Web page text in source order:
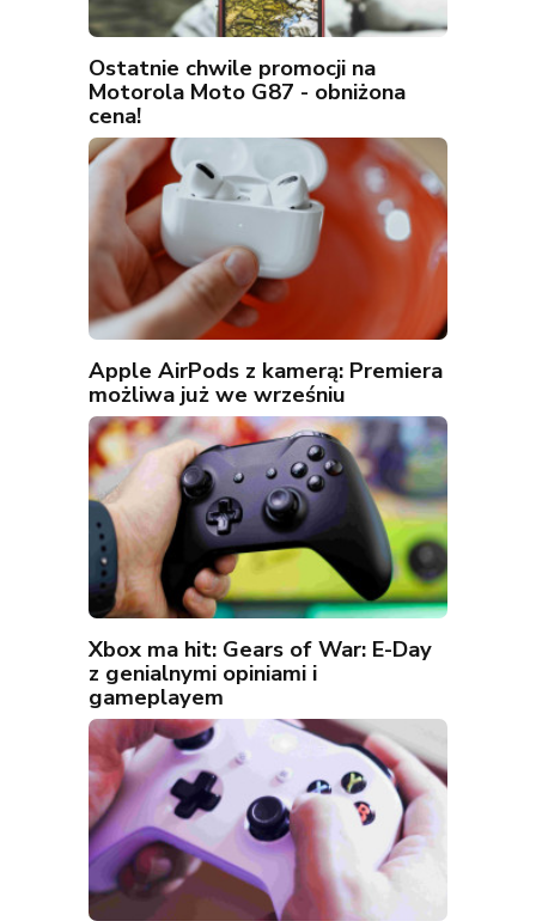
Ostatnie chwile promocji na
Motorola Moto G87 - obniżona
cena!
Apple AirPods z kamerą: Premiera
możliwa już we wrześniu
Xbox ma hit: Gears of War: E-Day
z genialnymi opiniami i
gameplayem